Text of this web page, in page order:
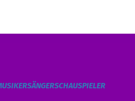
SÄNGERSCHAUSPIELER